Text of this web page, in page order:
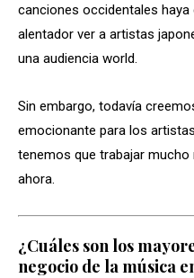
canciones occidentales
alentador ver a artistas
una audiencia world.
Sin embargo, todavía
emocionante para los
tenemos que trabajar
ahora.
¿Cuáles son los
negocio de la música